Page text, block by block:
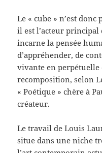
Le « cube » n’est
il est l’acteur
incarne la pensée
d’appréhender, de
vivante en
recomposition, selon
« Poétique » chère à
créateur.
Le travail de Louis
situe dans une niche